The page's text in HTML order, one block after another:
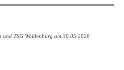
und TSG Waldenburg am 30.05.2026